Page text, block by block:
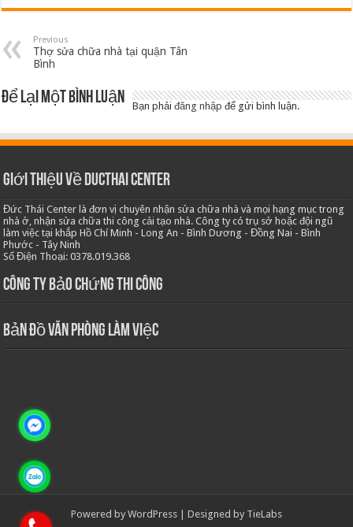
Previous
Thợ sửa chữa nhà tại quận Tân
Bình
Để lại một bình luận Bạn phảiđăng nhập để gửi bình luận.
Giới thiệu về Ducthai Center
Đức Thái Center là đơn vị chuyên nhận sửa chữa nhà và mọi hạng mục trong
nhà ở, nhận sửa chữa thi công cải tạo nhà. Công ty có trụ sở hoặc đội ngũ
làm việc tại khắp Hồ Chí Minh - Long An - Bình Dương - Đồng Nai - Bình
Phước - Tây Ninh
Số Điện Thoại: 0378.019.368
Công ty bảo chứng thi công
Bản Đồ Văn Phòng Làm Việc
Powered by WordPress | Designed by TieLabs